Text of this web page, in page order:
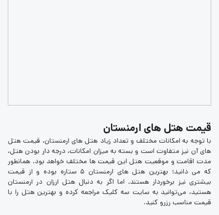
قیمت هتل های ارمنستان
با توجه به امکانات مختلف و تعداد زیاد هتل های ارمنستان، قیمت هتل
های آن نیز متفاوت است و بسته به میزان امکانات، درجه دار بودن هتل،
مدت اقامت و موقعیت هتل این قیمت ها مختلف خواهد بود. همانطور
که می دانید؛ بهترین هتل های ارمنستان 5 ستاره بوده و از قیمت
بیشتری نیز برخوردار هستند. اما اگر به دنبال هتل ارزان در ارمنستان
هستید، می‌توانید به سایت سه کلیک مراجعه کرده و بهترین هتل را با
قیمت مناسب رزرو کنید.